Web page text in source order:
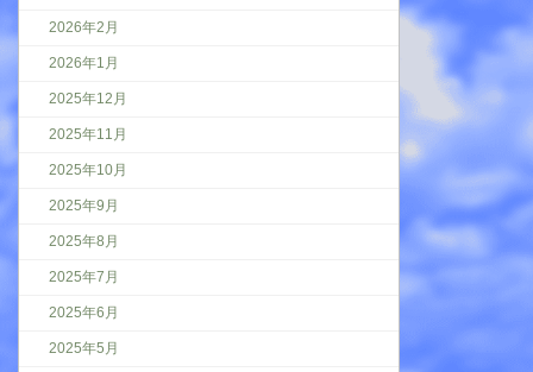
2026年2月
2026年1月
2025年12月
2025年11月
2025年10月
2025年9月
2025年8月
2025年7月
2025年6月
2025年5月